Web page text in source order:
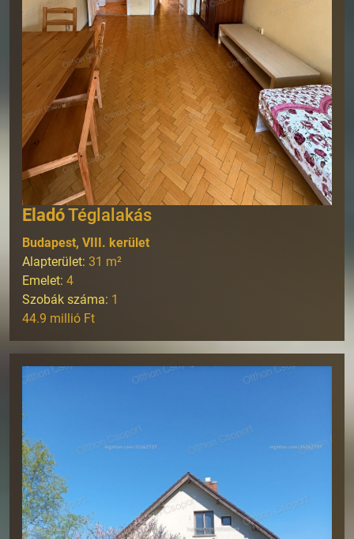
EladóTéglalakás
Budapest, VIII. kerület
Alapterület: 31 m²
Emelet: 4
Szobák száma: 1
44.9 millió Ft